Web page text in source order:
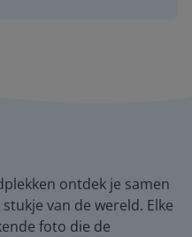
ontdek je samen
van de wereld. Elke
foto die de